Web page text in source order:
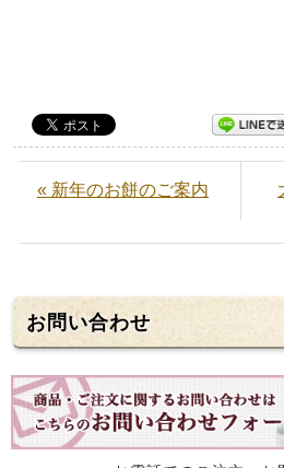
« 新年のお餅のご案内
お問い合わせ